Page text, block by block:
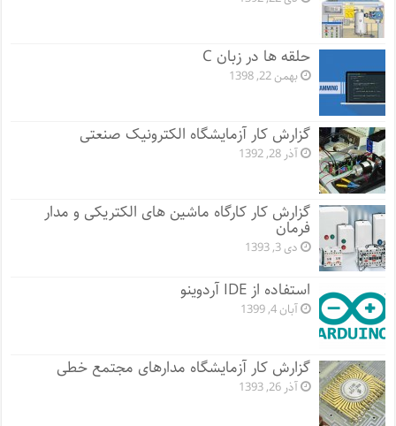
حلقه ها در زبان C
بهمن 22, 1398
گزارش کار آزمایشگاه الکترونیک صنعتی
آذر 28, 1392
گزارش کار کارگاه ماشین های الکتریکی و مدار
فرمان
دی 3, 1393
استفاده از IDE آردوینو
آبان 4, 1399
گزارش کار آزمایشگاه مدارهای مجتمع خطی
آذر 26, 1393